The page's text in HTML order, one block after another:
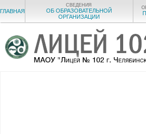
ГЛАВНАЯ
СВЕДЕНИЯ
ОБ ОБРАЗОВАТЕЛЬНОЙ
ОРГАНИЗАЦИИ